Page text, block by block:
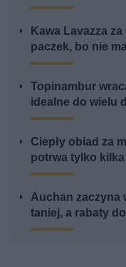
Kawa Lavazza
paczek, bo nie
Topinambur
idealne do wielu
Ciepły obiad za
potrwa tylko
Auchan zaczyna
taniej, a rabaty